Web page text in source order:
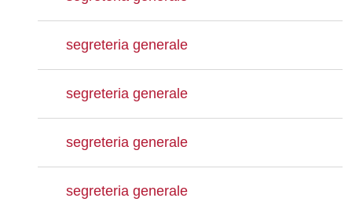
segreteria generale
segreteria generale
segreteria generale
segreteria generale